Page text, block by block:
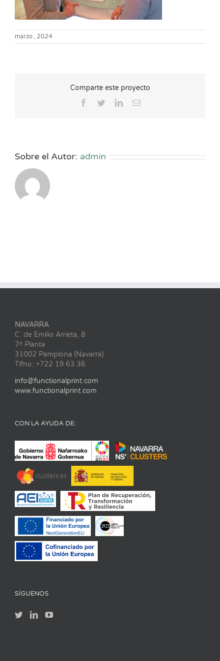
marzo , 2024
Comparte este proyecto
Facebook
TwitterLinkedInCorreo
Sobre el Autor: admin
NAVARRA
C. de Emilio Arrieta, 8
7ª Planta
31002 Pamplona (Navarra)
Tlfno: +722 19 63 36
info@functionalprint.com
www.functionalprint.com
CON LA AYUDA DE:
SÍGUENOS